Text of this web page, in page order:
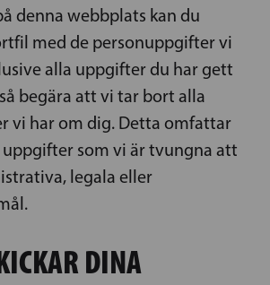
denna webbplats kan du
med de personuppgifter vi
alla uppgifter du har gett
begära att vi tar bort alla
vi har om dig. Detta omfattar
som vi är tvungna att
legala eller
DINA